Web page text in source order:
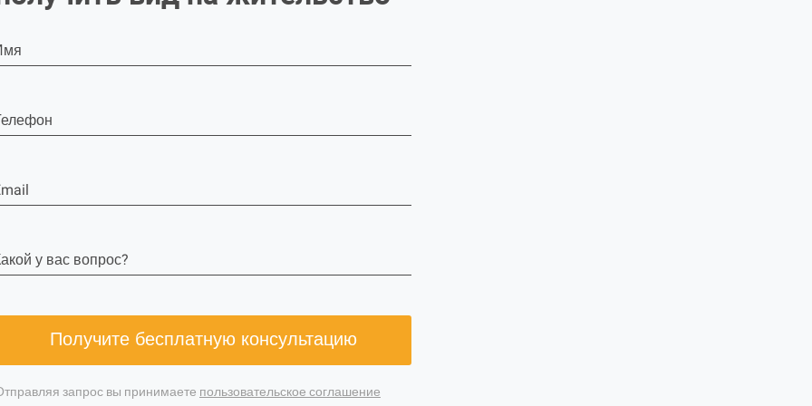
у вас вопрос?
Получите бесплатную консультацию
запрос вы принимаете пользовательское соглашение